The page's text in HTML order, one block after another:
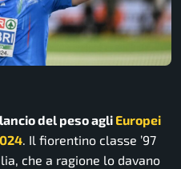
del peso agli Europei
. Il fiorentino classe ’97
che a ragione lo davano